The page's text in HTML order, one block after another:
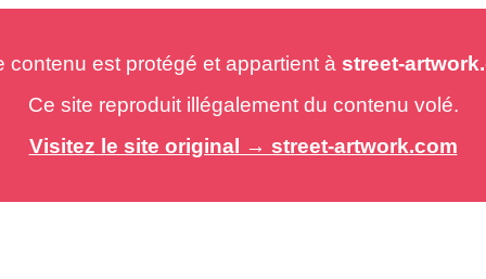
est protégé et appartient à street-
Ce site reproduit illégalement du contenu volé.
Visitez le site original → street-artwork.com